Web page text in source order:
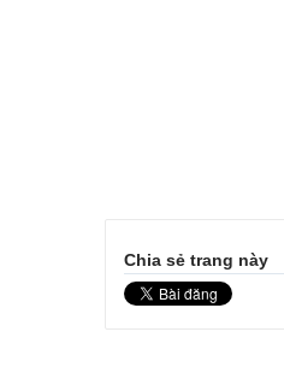
Chia sẻ trang này